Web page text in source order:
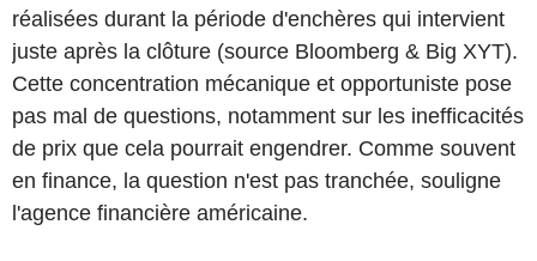
réalisées durant la période d'enchères qui intervient
juste après la clôture (source Bloomberg & Big XYT).
Cette concentration mécanique et opportuniste pose
pas mal de questions, notamment sur les inefficacités
de prix que cela pourrait engendrer. Comme souvent
en finance, la question n'est pas tranchée, souligne
l'agence financière américaine.